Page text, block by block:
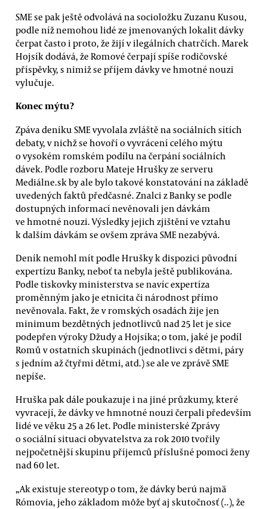
SME se pak ještě odvolává na socioložku Zuzanu Kusou,
podle níž nemohou lidé ze jmenovaných lokalit dávky
čerpat často i proto, že žijí v ilegálních chatrčích. Marek
Hojsík dodává, že Romové čerpají spíše rodičovské
příspěvky, s nimiž se příjem dávky ve hmotné nouzi
vylučuje.
Konec mýtu?
Zpáva deníku SME vyvolala zvláště na sociálních sítích
debaty, v nichž se hovoří o vyvrácení celého mýtu
o vysokém romském podílu na čerpání sociálních
dávek. Podle rozboru Mateje Hrušky ze serveru
Mediálne.sk by ale bylo takové konstatování na základě
uvedených faktů předčasné. Znalci z Banky se podle
dostupných informací nevěnovali jen dávkám
ve hmotné nouzi. Výsledky jejich zjištění ve vztahu
k dalším dávkám se ovšem zpráva SME nezabývá.
Deník nemohl mít podle Hrušky k dispozici původní
expertízu Banky, neboť ta nebyla ještě publikována.
Podle tiskovky ministerstva se navíc expertíza
proměnným jako je etnicita či národnost přímo
nevěnovala. Fakt, že v romských osadách žije jen
minimum bezdětných jednotlivců nad 25 let je sice
podepřen výroky Džudy a Hojsíka; o tom, jaké je podíl
Romů v ostatních skupinách (jednotlivci s dětmi, páry
s jedním až čtyřmi dětmi, atd.) se ale ve zprávě SME
nepíše.
Hruška pak dále poukazuje i na jiné průzkumy, které
vyvracejí, že dávky ve hmnotné nouzi čerpali především
lidé ve věku 25 a 26 let. Podle ministerské Zprávy
o sociální situaci obyvatelstva za rok 2010 tvořily
nejpočetnější skupinu příjemců příslušné pomoci ženy
nad 60 let.
„Ak existuje stereotyp o tom, že dávky berú najmä
Rómovia, jeho základom môže byť aj skutočnosť (..), že